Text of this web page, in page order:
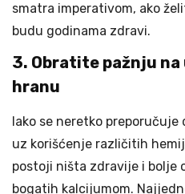
smatra imperativom, ako
budu godinama zdravi.
3. Obratite pažnju
hranu
Iako se neretko
uz korišćenje različitih
postoji ništa zdravije i bolje
bogatih kalcijumom.